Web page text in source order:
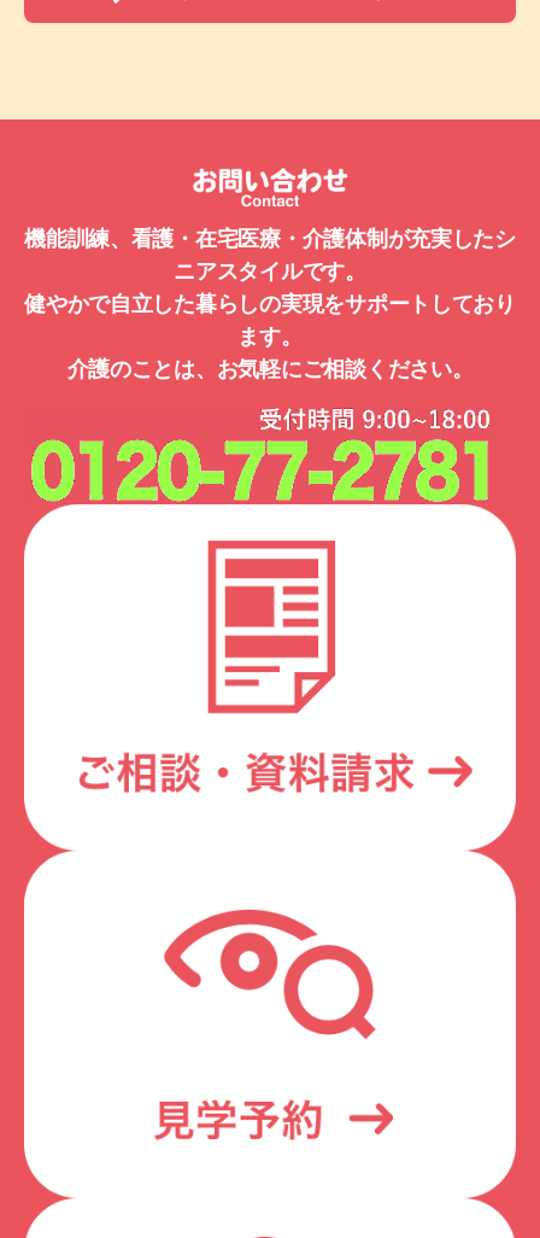
機能訓練、看護・在宅医療・介護体制が充実したシ
ニアスタイルです。
健やかで自立した暮らしの実現をサポートしており
ます。
介護のことは、お気軽にご相談ください。